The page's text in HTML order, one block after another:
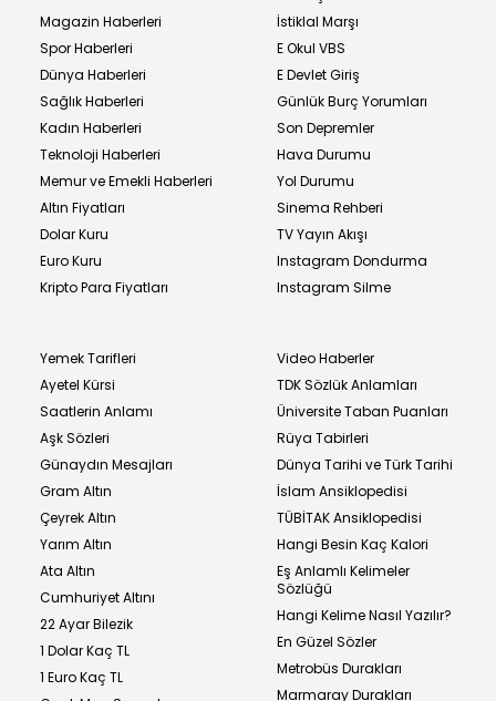
Magazin Haberleri
Spor Haberleri
Dünya Haberleri
Sağlık Haberleri
Kadın Haberleri
Teknoloji Haberleri
Memur ve Emekli Haberleri
Altın Fiyatları
Dolar Kuru
Euro Kuru
Kripto Para Fiyatları
İstiklal Marşı
E Okul VBS
E Devlet Giriş
Günlük Burç Yorumları
Son Depremler
Hava Durumu
Yol Durumu
Sinema Rehberi
TV Yayın Akışı
Instagram Dondurma
Instagram Silme
Yemek Tarifleri
Ayetel Kürsi
Saatlerin Anlamı
Aşk Sözleri
Günaydın Mesajları
Gram Altın
Çeyrek Altın
Yarım Altın
Ata Altın
Cumhuriyet Altını
22 Ayar Bilezik
1 Dolar Kaç TL
1 Euro Kaç TL
Video Haberler
TDK Sözlük Anlamları
Üniversite Taban Puanları
Rüya Tabirleri
Dünya Tarihi ve Türk Tarihi
İslam Ansiklopedisi
TÜBİTAK Ansiklopedisi
Hangi Besin Kaç Kalori
Eş Anlamlı Kelimeler
Sözlüğü
Hangi Kelime Nasıl Yazılır?
En Güzel Sözler
Metrobüs Durakları
Marmaray Durakları